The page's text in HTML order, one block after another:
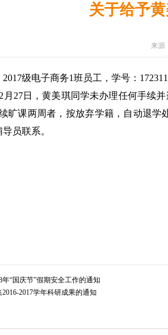
关于给予
来源
级电子商务1班员工，学号：
27日，黄美琪同学未办理任何手续
旷课两周者，按放弃学籍，自动退学
员联系。
年“国庆节”假期安全工作的通知
2017学年科研成果的通知